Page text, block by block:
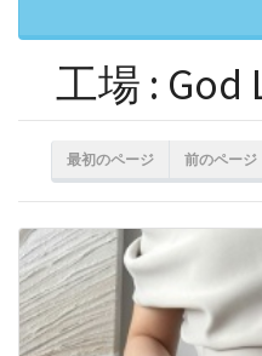
工場 : God
最初のページ 前のページ